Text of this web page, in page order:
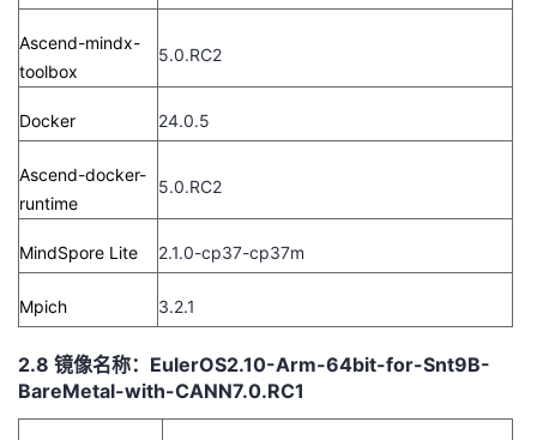
Ascend-mindx-
toolbox
5.0.RC2
Docker 24.0.5
Ascend-docker-
runtime
5.0.RC2
MindSpore Lite 2.1.0-cp37-cp37m
Mpich 3.2.1
2.8 镜像名称：EulerOS2.10-Arm-64bit-for-Snt9B-
BareMetal-with-CANN7.0.RC1